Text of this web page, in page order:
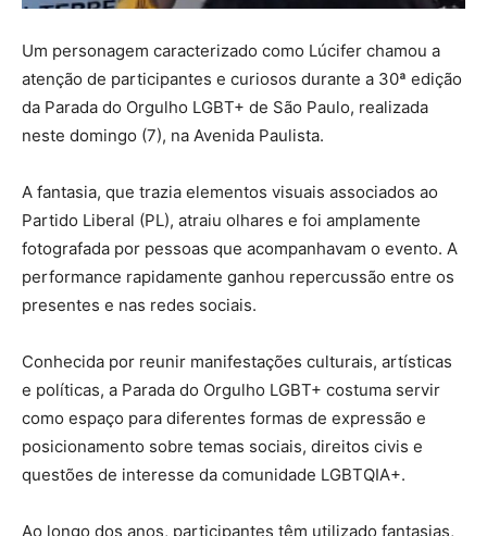
Um personagem caracterizado como Lúcifer chamou a
atenção de participantes e curiosos durante a 30ª edição
da Parada do Orgulho LGBT+ de São Paulo, realizada
neste domingo (7), na Avenida Paulista.
A fantasia, que trazia elementos visuais associados ao
Partido Liberal (PL), atraiu olhares e foi amplamente
fotografada por pessoas que acompanhavam o evento. A
performance rapidamente ganhou repercussão entre os
presentes e nas redes sociais.
Conhecida por reunir manifestações culturais, artísticas
e políticas, a Parada do Orgulho LGBT+ costuma servir
como espaço para diferentes formas de expressão e
posicionamento sobre temas sociais, direitos civis e
questões de interesse da comunidade LGBTQIA+.
Ao longo dos anos, participantes têm utilizado fantasias,